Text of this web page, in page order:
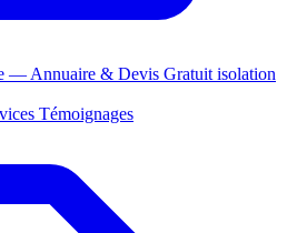
— Annuaire & Devis Gratuit isolation
Témoignages